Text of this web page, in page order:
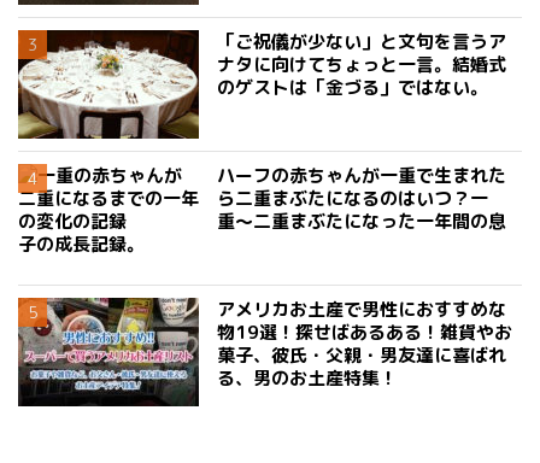
「ご祝儀が少ない」と文句を言うア
ナタに向けてちょっと一言。結婚式
のゲストは「金づる」ではない。
ハーフの赤ちゃんが一重で生まれた
ら二重まぶたになるのはいつ？一
重〜二重まぶたになった一年間の息
子の成長記録。
アメリカお土産で男性におすすめな
物19選！探せばあるある！雑貨やお
菓子、彼氏・父親・男友達に喜ばれ
る、男のお土産特集！